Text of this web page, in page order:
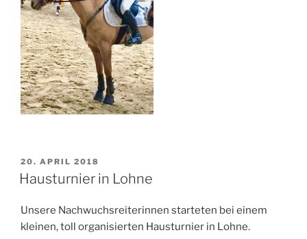
VERÖFFENTLICHT
AM
20. APRIL 2018
Hausturnier in Lohne
Unsere Nachwuchsreiterinnen starteten bei einem
kleinen, toll organisierten Hausturnier in Lohne.